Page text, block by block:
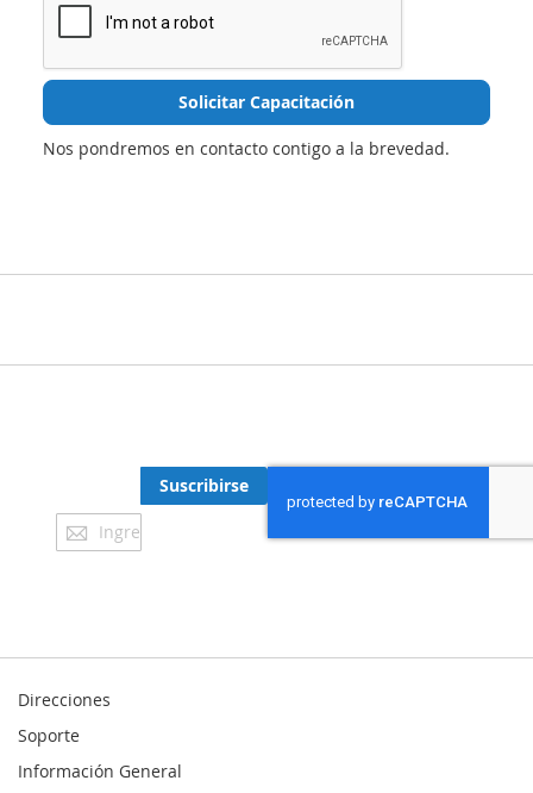
Solicitar Capacitación
Nos pondremos en contacto contigo a la brevedad.
Suscribite
a
Suscribirse
Direcciones
Soporte
Información General